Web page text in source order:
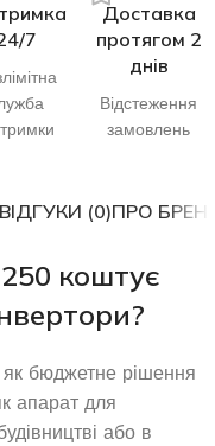
7
Доставка
протягом 2
днів
Відстеження
замовлень
ВІДГУКИ (0)ПРО
коштує
бюджетне рішення
апарат для
або в